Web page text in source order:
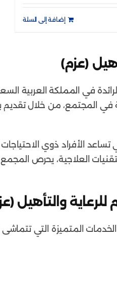
إضافة إلى السلة
(عزم)
الرائدة في المملكة
في المجتمع، من خلال
الأفراد ذوي
العلاجية، يحرص
والتأهيل
الخدمات المتميزة التي